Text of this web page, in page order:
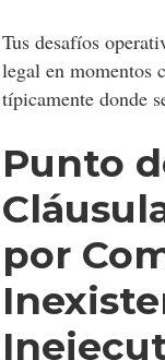
Tus desafíos
legal en momentos
típicamente donde
Punto
por